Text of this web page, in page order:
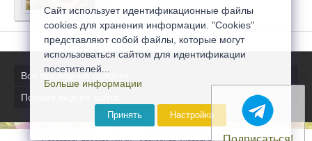
Все последние новости
Полная версия сайта
Сайт использует идентификационные файлы
cookies для хранения информации. "Cookies"
представляют собой файлы, которые могут
использоваться сайтом для идентификации
посетителей...
Больше информации
Принять Настройка